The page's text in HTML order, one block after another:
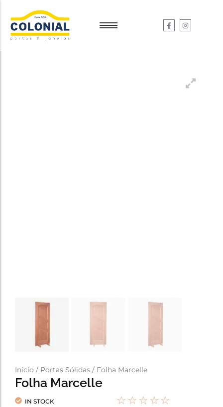
Início / Portas Sólidas / Folha Marcelle
Folha Marcelle
IN STOCK ☆ ☆ ☆ ☆ ☆